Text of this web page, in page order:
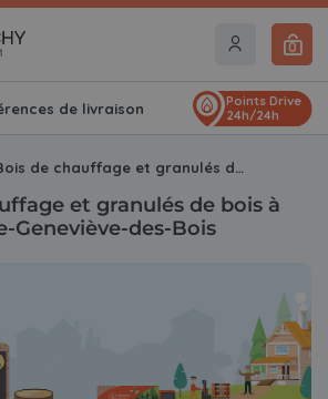
0
de livraison
Points Drive
24h/24h
Bois de chauffage et granulés de bois à Sainte-Geneviève-des-Bois
et granulés de bois à
Geneviève-des-Bois